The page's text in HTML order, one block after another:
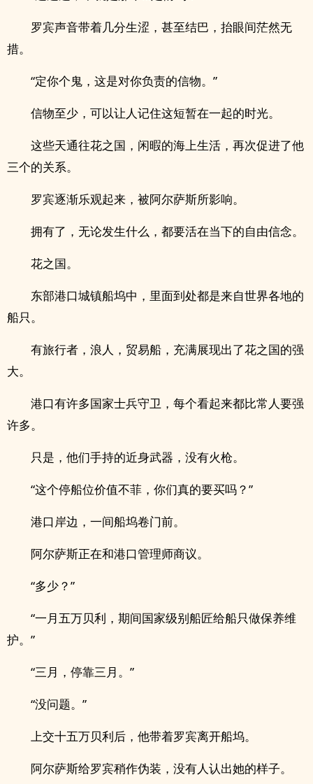
罗宾声音带着几分生涩，甚至结巴，抬眼间茫然无
措。
“定你个鬼，这是对你负责的信物。”
信物至少，可以让人记住这短暂在一起的时光。
这些天通往花之国，闲暇的海上生活，再次促进了他
三个的关系。
罗宾逐渐乐观起来，被阿尔萨斯所影响。
拥有了，无论发生什么，都要活在当下的自由信念。
花之国。
东部港口城镇船坞中，里面到处都是来自世界各地的
船只。
有旅行者，浪人，贸易船，充满展现出了花之国的强
大。
港口有许多国家士兵守卫，每个看起来都比常人要强
许多。
只是，他们手持的近身武器，没有火枪。
“这个停船位价值不菲，你们真的要买吗？”
港口岸边，一间船坞卷门前。
阿尔萨斯正在和港口管理师商议。
“多少？”
“一月五万贝利，期间国家级别船匠给船只做保养维
护。”
“三月，停靠三月。”
“没问题。”
上交十五万贝利后，他带着罗宾离开船坞。
阿尔萨斯给罗宾稍作伪装，没有人认出她的样子。